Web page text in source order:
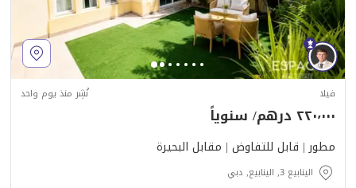
فيلا نُشِر منذ يوم واحد
٢٢٠٬٠٠٠ درهم/ سنوياً
مطور | قابل للتفاوض | مقابل البحيرة
الينابيع 3, الينابيع, دبي